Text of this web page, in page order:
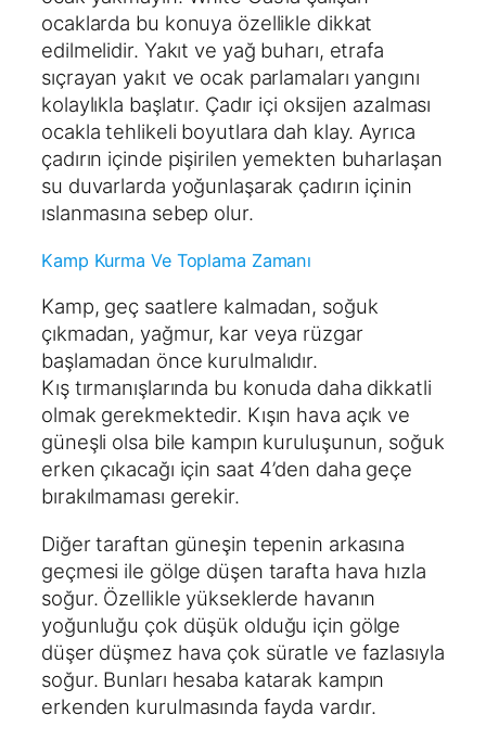
ocaklarda bu konuya özellikle dikkat
edilmelidir. Yakıt ve yağ buharı, etrafa
sıçrayan yakıt ve ocak parlamaları yangını
kolaylıkla başlatır. Çadır içi oksijen azalması
ocakla tehlikeli boyutlara dah klay. Ayrıca
çadırın içinde pişirilen yemekten buharlaşan
su duvarlarda yoğunlaşarak çadırın içinin
ıslanmasına sebep olur.
Kamp Kurma Ve Toplama Zamanı
Kamp, geç saatlere kalmadan, soğuk
çıkmadan, yağmur, kar veya rüzgar
başlamadan önce kurulmalıdır.
Kış tırmanışlarında bu konuda daha dikkatli
olmak gerekmektedir. Kışın hava açık ve
güneşli olsa bile kampın kuruluşunun, soğuk
erken çıkacağı için saat 4’den daha geçe
bırakılmaması gerekir.
Diğer taraftan güneşin tepenin arkasına
geçmesi ile gölge düşen tarafta hava hızla
soğur. Özellikle yükseklerde havanın
yoğunluğu çok düşük olduğu için gölge
düşer düşmez hava çok süratle ve fazlasıyla
soğur. Bunları hesaba katarak kampın
erkenden kurulmasında fayda vardır.